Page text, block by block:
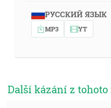
РУССКИЙ ЯЗЫК
MP3 YT
Další kázání z